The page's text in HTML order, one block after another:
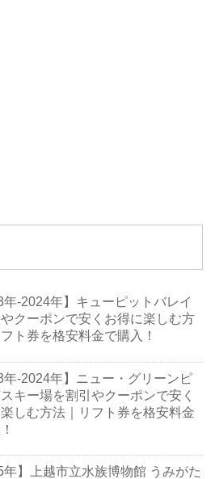
年-2024年】キューピットバレイ
クーポンで安くお得に楽しむ方
ト券を格安料金で購入！
年-2024年】ニュー・グリーンピ
キー場を割引やクーポンで安く
しむ方法｜リフト券を格安料金
年】上越市立水族博物館 うみがた